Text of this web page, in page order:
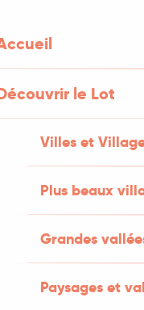
le Lot
Villes et
Plus beaux
Grandes
Paysages et
foraines''
''Rencontres
ARCHÉOLOGIE